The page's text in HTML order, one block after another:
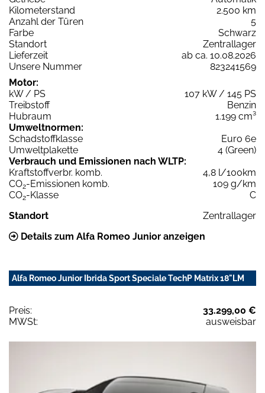
Kilometerstand
2.500 km
Anzahl der Türen
5
Farbe
Schwarz
Standort
Zentrallager
Lieferzeit
ab ca. 10.08.2026
Unsere Nummer
823241569
Motor:
kW / PS
107 kW / 145 PS
Treibstoff
Benzin
Hubraum
1.199 cm³
Umweltnormen:
Schadstoffklasse
Euro 6e
Umweltplakette
4 (Green)
Verbrauch und Emissionen nach WLTP:
Kraftstoffverbr. komb.
4,8 l/100km
CO2-Emissionen komb.
109 g/km
CO2-Klasse
C
Standort
Zentrallager
Details zum Alfa Romeo Junior anzeigen
Alfa Romeo Junior Ibrida Sport Speciale TechP Matrix 18"LM
Preis:
33.299,00 €
MWSt:
ausweisbar